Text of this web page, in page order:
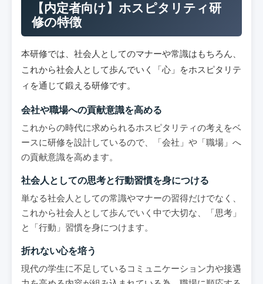
【内定者向け】ホスピタリティ研
修の特徴
本研修では、社会人としてのマナーや常識はもちろん、
これから社会人として歩んでいく「心」をホスピタリテ
ィを通じて鍛える研修です。
会社や職場への貢献意識を高める
これからの時代に求められるホスピタリティの考えをベ
ースに研修を設計しているので、「会社」や「職場」へ
の貢献意識を高めます。
社会人としての思考と行動習慣を身につける
単なる社会人としての常識やマナーの習得だけでなく、
これから社会人として歩んでいく中で大切な、「思考」
と「行動」習慣を身につけます。
折れない心を培う
現代の学生に不足しているコミュニケーション力や接遇